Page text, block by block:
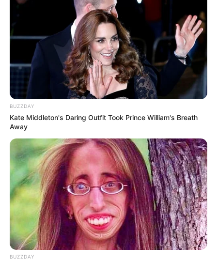
BUZZDAY
Kate Middleton's Daring Outfit Took Prince William's Breath
Away
BUZZDAY